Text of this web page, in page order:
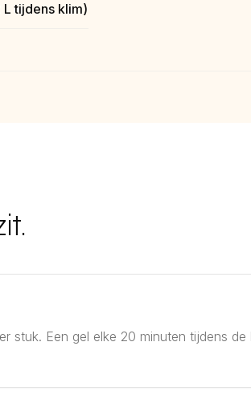
tijdens klim)
Een gel elke 20 minuten tijdens de